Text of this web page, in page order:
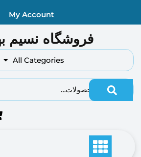
My Account
فروشگاه نسیم
All Categories
جستجو برای: